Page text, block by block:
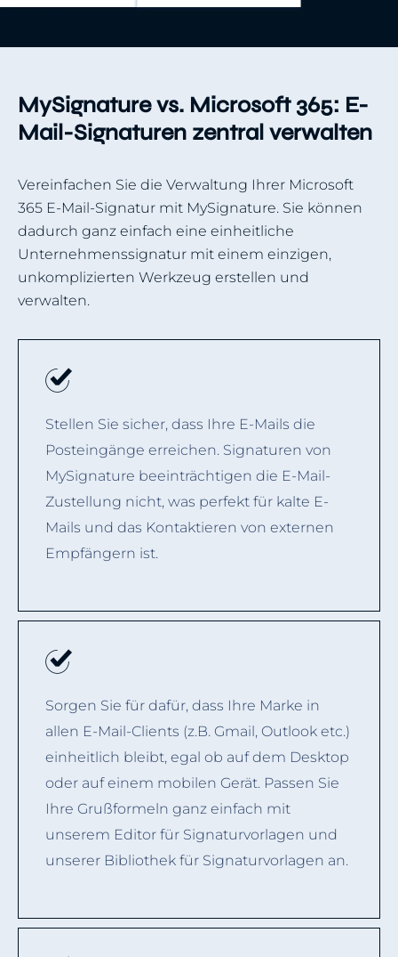
MySignature vs. Microsoft 365: E-
Mail-Signaturen zentral verwalten
Vereinfachen Sie die Verwaltung Ihrer Microsoft
365 E-Mail-Signatur mit MySignature. Sie können
dadurch ganz einfach eine einheitliche
Unternehmenssignatur mit einem einzigen,
unkomplizierten Werkzeug erstellen und
verwalten.
Stellen Sie sicher, dass Ihre E-Mails die
Posteingänge erreichen. Signaturen von
MySignature beeinträchtigen die E-Mail-
Zustellung nicht, was perfekt für kalte E-
Mails und das Kontaktieren von externen
Empfängern ist.
Sorgen Sie für dafür, dass Ihre Marke in
allen E-Mail-Clients (z.B. Gmail, Outlook etc.)
einheitlich bleibt, egal ob auf dem Desktop
oder auf einem mobilen Gerät. Passen Sie
Ihre Grußformeln ganz einfach mit
unserem Editor für Signaturvorlagen und
unserer Bibliothek für Signaturvorlagen an.